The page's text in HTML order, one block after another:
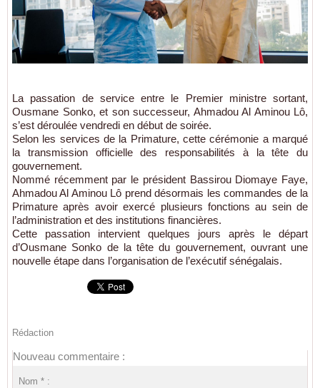
La passation de service entre le Premier ministre sortant,
Ousmane Sonko, et son successeur, Ahmadou Al Aminou Lô,
s’est déroulée vendredi en début de soirée.
Selon les services de la Primature, cette cérémonie a marqué
la transmission officielle des responsabilités à la tête du
gouvernement.
Nommé récemment par le président Bassirou Diomaye Faye,
Ahmadou Al Aminou Lô prend désormais les commandes de la
Primature après avoir exercé plusieurs fonctions au sein de
l’administration et des institutions financières.
Cette passation intervient quelques jours après le départ
d’Ousmane Sonko de la tête du gouvernement, ouvrant une
nouvelle étape dans l’organisation de l’exécutif sénégalais.
Rédaction
Nouveau commentaire :
Nom * :